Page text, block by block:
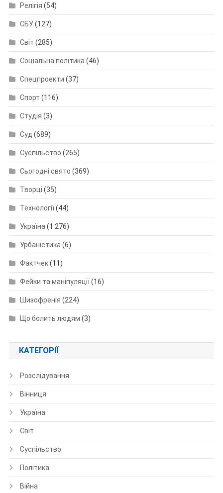
Релігія (54)
СБУ(127)
Світ (285)
Соціальна політика(46)
Спецпроекти (37)
Спорт (116)
Студія (3)
Суд (689)
Суспільство (265)
Сьогодні свято (369)
Творці (35)
Технології(44)
Україна(1 276)
Урбаністика(6)
Фактчек(11)
Фейки та маніпуляції(16)
Шизофренія (224)
Що болить людям (3)
КАТЕГОРІЇ
Розслідування
Вінниця
Україна
Світ
Суспільство
Політика
Війна